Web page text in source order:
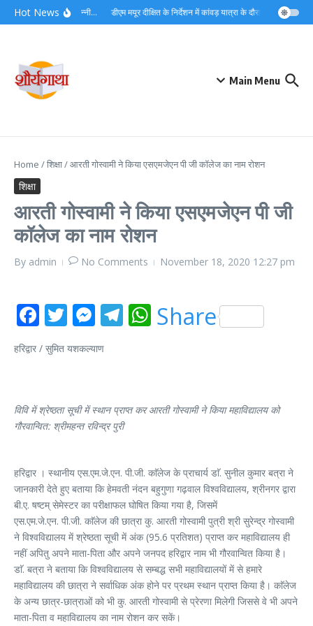
Skip to content
Hot News
देवदूत बने जवान सन्नी… डीएम मयूर दीक्षित के निर्देशन में कांवड़ यात्रा के दौरान शिवभक्तों को
Main Menu
Home /शिक्षा/आरती गोस्वामी ने किया एसएमजेएन पी जी कॉलेज का नाम रोशन
शिक्षा
आरती गोस्वामी ने किया एसएमजेएन पी जी
कॉलेज का नाम रोशन
By admin No Comments November 18, 2020 12:27 pm
Facebook
Twitter
Messenger
Telegram
WhatsApp
Share
हरिद्वार / सुमित यशकल्याण
विवि में श्रेष्ठता सूची में स्थान प्राप्त कर आरती गोस्वामी ने किया महाविद्यालय को
गौरवान्वित: श्रीमहन्त रविन्द्र पुरी
हरिद्वार । स्थानीय एस.एम.जे.एन. पी.जी. काॅलेज के प्राचार्य डाॅ. सुनील कुमार बत्रा ने
जानकारी देते हुए बताया कि हेमवती नंदन बहुगुणा गढ़वाल विश्वविद्यालय, श्रीनगर द्वारा
बी.ए. षष्टम् सेमेस्टर का परीक्षाफल घोषित किया गया है, जिसमें
एस.एम.जे.एन. पी.जी. काॅलेज की छात्रा कु. आरती गोस्वामी पुत्री श्री सुरेन्द्र गोस्वामी
ने विश्वविद्यालय में श्रेष्ठता सूची में अंक (95.6 प्रतिशत) प्राप्त कर महाविद्यालय ही
नहीं अपितु अपने माता-पिता और अपने जनपद हरिद्वार नाम भी गौरवान्वित किया है।
डाॅ. बत्रा ने बताया कि विश्वविद्यालय से सम्बद्ध सभी महाविद्यालयों में से हमारे
महाविद्यालय की छात्रा ने सर्वाधिक अंक होने पर प्रथम स्थान प्राप्त किया है। काॅलेज
के अन्य छात्र-छात्राओं को भी कु. आरती गोस्वामी से प्रेरणा मिलेगी जिससे वे भी अपने
माता-पिता व महाविद्यालय का नाम रोशन कर सकें।